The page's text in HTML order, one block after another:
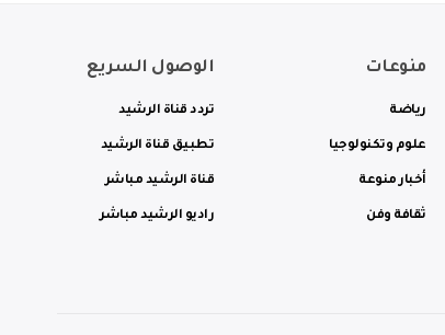
منوعات
رياضة
علوم وتكنولوجيا
أخبار منوعة
ثقافة وفن
الوصول السريع
تردد قناة الرشيد
تطبيق قناة الرشيد
قناة الرشيد مباشر
راديو الرشيد مباشر